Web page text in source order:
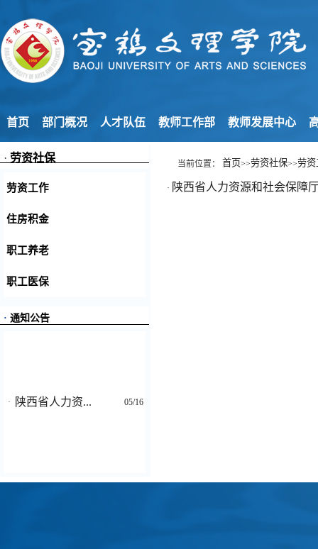
首页 部门概况 人才队伍 教师工作部 教师发展中心
· 劳资社保
劳资工作
住房积金
职工养老
职工医保
· 通知公告
· 陕西省人力资... 05/16
当前位置： 首页>>劳资社保>>劳资
· 陕西省人力资源和社会保障